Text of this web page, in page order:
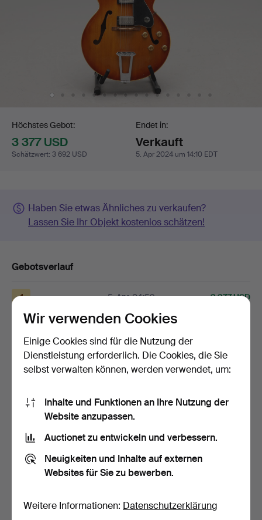
Gebotsabgabe
Höchstes Gebot:
3 377 USD
Schätzwert: 3 692 USD
Endet in:
Verkauft
5. Apr 2024 um 14:10 EDT
Haben Sie etwas Ähnliches zu verkaufen?
Lassen Sie Ihr Objekt kostenlos schätzen!
Gebotsverlauf
4 5. Apr, 04:59 3 377 USD
A 30. Mär, 16:02 3 165 USD
Beschreibung
wahrscheinlich vernickelt. Etikett mit der Seriennummer
Wir verwenden Cookies
Einige Cookies sind für die Nutzung der
Dienstleistung erforderlich. Die Cookies, die Sie
selbst verwalten können, werden verwendet, um:
Inhalte und Funktionen an Ihre Nutzung der
Website anzupassen.
Auctionet zu entwickeln und verbessern.
Neuigkeiten und Inhalte auf externen
Websites für Sie zu bewerben.
Weitere Informationen: Datenschutzerklärung